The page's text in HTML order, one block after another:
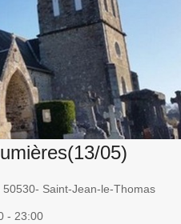
05)
Saint-Jean-le-Thomas
- 23:00